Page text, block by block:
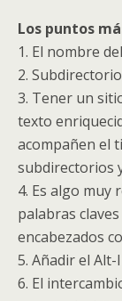
Los puntos
1. El nombre
2.
3. Tener un
texto
acompañen el
subdirectorios
4. Es algo muy
palabras
encabezados
5. Añadir el
6. El